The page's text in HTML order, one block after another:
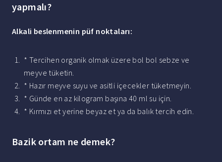
yapmalı?
Alkali beslenmenin püf noktaları:
* Tercihen organik olmak üzere bol bol sebze ve
meyve tüketin.
* Hazır meyve suyu ve asitli içecekler tüketmeyin.
* Günde en az kilogram başına 40 ml su için.
* Kırmızı et yerine beyaz et ya da balık tercih edin.
Bazik ortam ne demek?